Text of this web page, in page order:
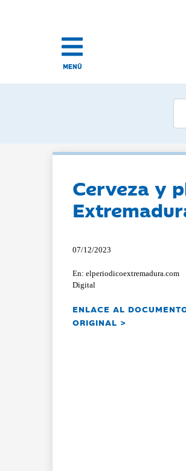
MENÚ
Cerveza y
07/12/2023
En: elperiodicoextremadura.com
Digital
ENLACE AL
ORIGINAL >